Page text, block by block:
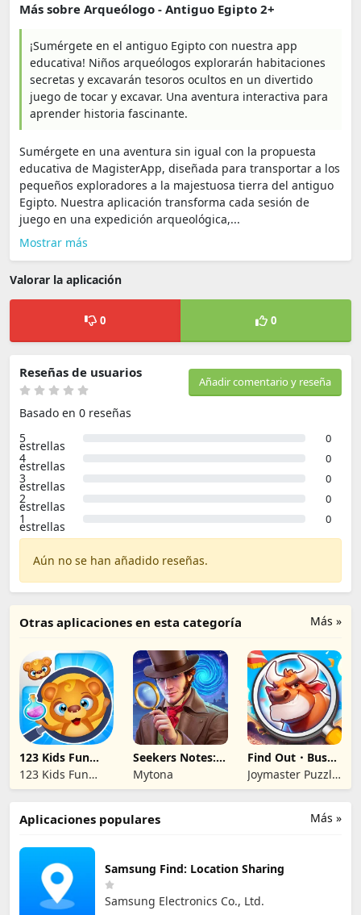
Más sobre Arqueólogo - Antiguo Egipto 2+
¡Sumérgete en el antiguo Egipto con nuestra app
educativa! Niños arqueólogos explorarán habitaciones
secretas y excavarán tesoros ocultos en un divertido
juego de tocar y excavar. Una aventura interactiva para
aprender historia fascinante.
Sumérgete en una aventura sin igual con la propuesta
educativa de MagisterApp, diseñada para transportar a los
pequeños exploradores a la majestuosa tierra del antiguo
Egipto. Nuestra aplicación transforma cada sesión de
juego en una expedición arqueológica,...
Mostrar más
Valorar la aplicación
0 0
Añadir comentario y reseña
Reseñas de usuarios
Basado en 0 reseñas
5
estrellas 0
4
estrellas 0
3
estrellas 0
2
estrellas 0
1
estrellas 0
Aún no se han añadido reseñas.
Más »
Otras aplicaciones en esta categoría
123 Kids Fun
Seek and Find
123 Kids Fun
Apps -
for Kids
Seekers Notes:
Objetos ocultos
Mytona
Find Out・Busca
Objetos Ocultos
Joymaster Puzzle
Game Studio
Más »
Aplicaciones populares
Samsung Find: Location Sharing
Samsung Electronics Co., Ltd.